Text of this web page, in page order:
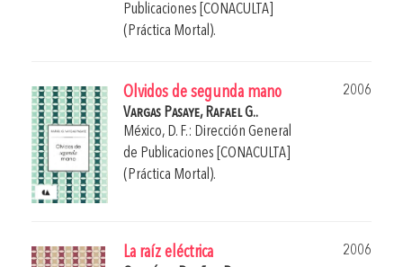
Publicaciones [CONACULTA]
(Práctica Mortal).
Olvidos de segunda mano
2006
Vargas Pasaye, Rafael G..
México, D. F.: Dirección General
de Publicaciones [CONACULTA]
(Práctica Mortal).
La raíz eléctrica
2006